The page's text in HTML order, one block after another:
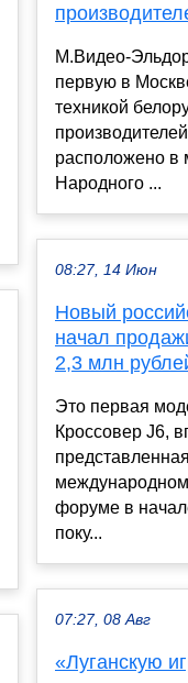
М.Видео-
первую в
техникой
расположено в
Народного ...
08:27, 14 Июн
Новый
начал
2,3 млн
Это первая
Кроссовер J6,
форуме в
поку...
07:27, 08 Авг
«Луганскую